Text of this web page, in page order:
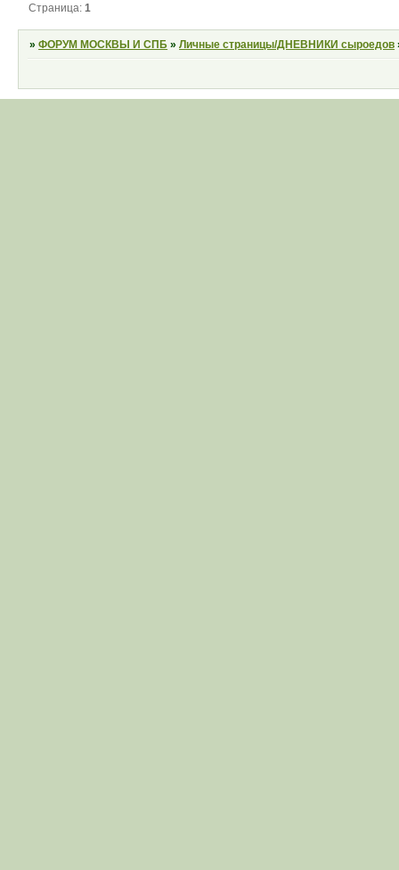
Страница:1
»ФОРУМ МОСКВЫ И СПБ »Личные страницы/ДНЕВНИКИ сыроедов